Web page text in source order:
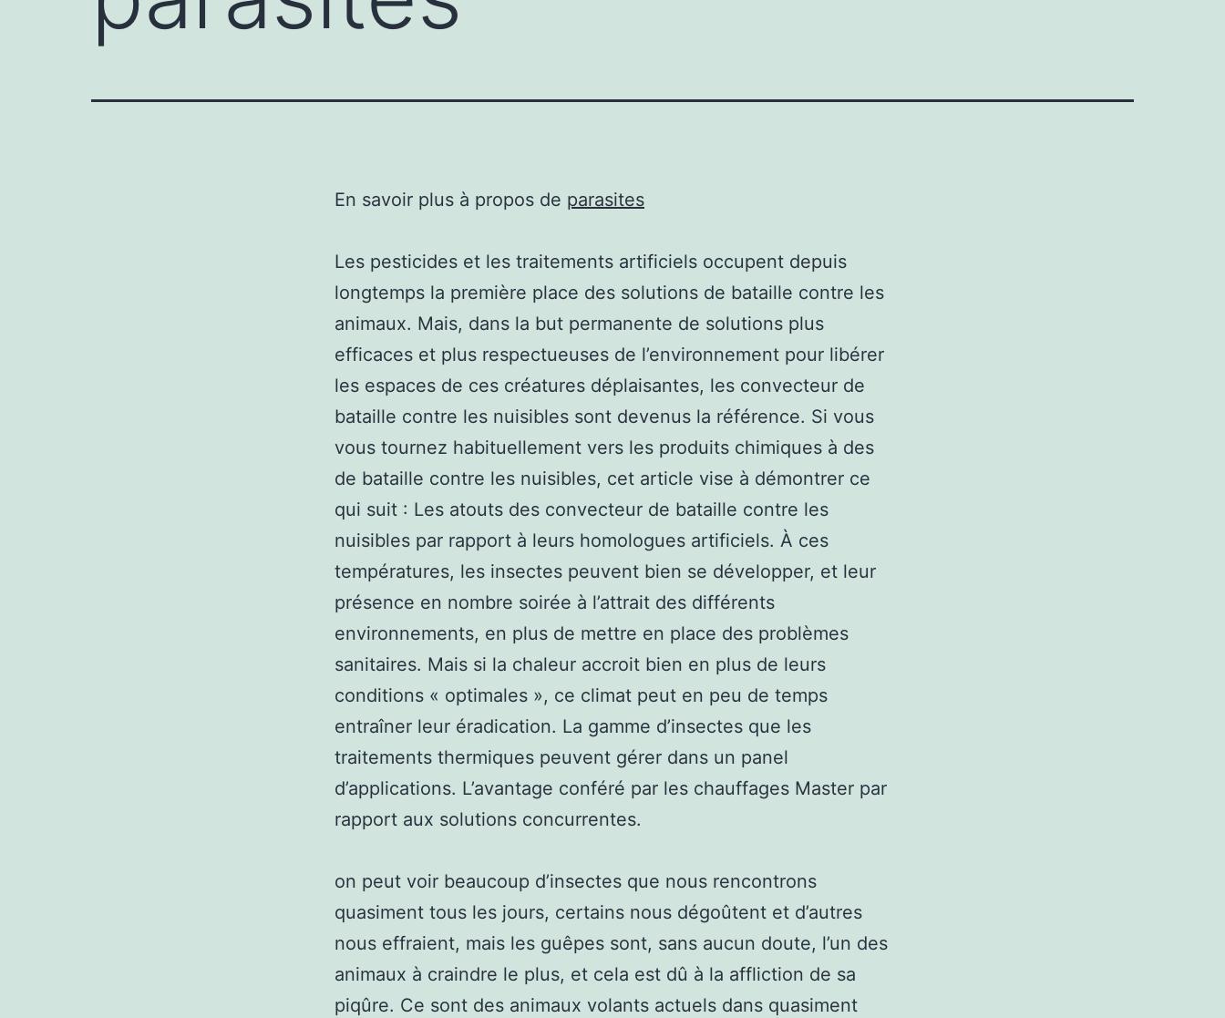
En savoir plus à propos de parasites
Les pesticides et les traitements artificiels occupent depuis
longtemps la première place des solutions de bataille contre les
animaux. Mais, dans la but permanente de solutions plus
efficaces et plus respectueuses de l’environnement pour libérer
les espaces de ces créatures déplaisantes, les convecteur de
bataille contre les nuisibles sont devenus la référence. Si vous
vous tournez habituellement vers les produits chimiques à des
de bataille contre les nuisibles, cet article vise à démontrer ce
qui suit : Les atouts des convecteur de bataille contre les
nuisibles par rapport à leurs homologues artificiels. À ces
températures, les insectes peuvent bien se développer, et leur
présence en nombre soirée à l’attrait des différents
environnements, en plus de mettre en place des problèmes
sanitaires. Mais si la chaleur accroit bien en plus de leurs
conditions « optimales », ce climat peut en peu de temps
entraîner leur éradication. La gamme d’insectes que les
traitements thermiques peuvent gérer dans un panel
d’applications. L’avantage conféré par les chauffages Master par
rapport aux solutions concurrentes.
on peut voir beaucoup d’insectes que nous rencontrons
quasiment tous les jours, certains nous dégoûtent et d’autres
nous effraient, mais les guêpes sont, sans aucun doute, l’un des
animaux à craindre le plus, et cela est dû à la affliction de sa
piqûre. Ce sont des animaux volants actuels dans quasiment